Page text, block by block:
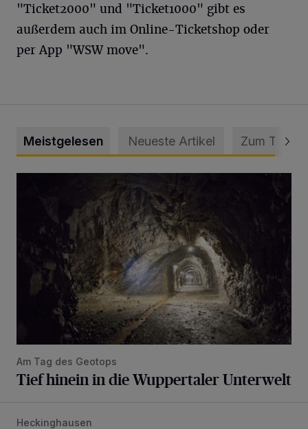
"Ticket2000" und "Ticket1000" gibt es
außerdem auch im Online-Ticketshop oder
per App "WSW move".
Meistgelesen Neueste Artikel Zum Thema
Am Tag des Geotops
Tief hinein in die Wuppertaler Unterwelt
Feuerwehr befreit Kind aus verschlossenem VW Bulli
Heckinghausen